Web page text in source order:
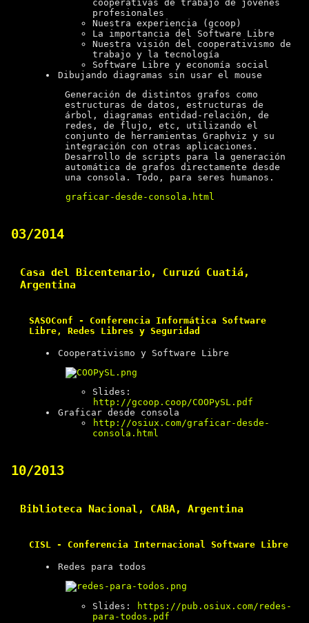
cooperativas de trabajo de jóvenes
profesionales
Nuestra experiencia (gcoop)
La importancia del Software Libre
Nuestra visión del cooperativismo de
trabajo y la tecnología
Software Libre y economía social
Dibujando diagramas sin usar el mouse
Generación de distintos grafos como
estructuras de datos, estructuras de
árbol, diagramas entidad-relación, de
redes, de flujo, etc, utilizando el
conjunto de herramientas Graphviz y su
integración con otras aplicaciones.
Desarrollo de scripts para la generación
automática de grafos directamente desde
una consola. Todo, para seres humanos.
graficar-desde-consola.html
03/2014
Casa del Bicentenario, Curuzú Cuatiá,
Argentina
SASOConf - Conferencia Informática Software
Libre, Redes Libres y Seguridad
Cooperativismo y Software Libre
Slides:
http://gcoop.coop/COOPySL.pdf
Graficar desde consola
http://osiux.com/graficar-desde-
consola.html
10/2013
Biblioteca Nacional, CABA, Argentina
CISL - Conferencia Internacional Software Libre
Redes para todos
Slides:
https://pub.osiux.com/redes-
para-todos.pdf